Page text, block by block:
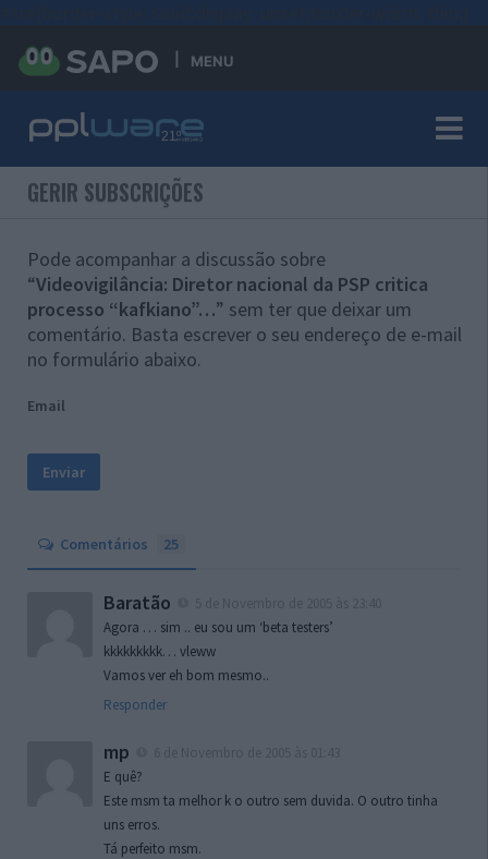
MENU
GERIR SUBSCRIÇÕES
Pode acompanhar a discussão sobre
“Videovigilância: Diretor nacional da PSP critica
processo “kafkiano”…” sem ter que deixar um
comentário. Basta escrever o seu endereço de e-mail
no formulário abaixo.
Email
Comentários 25
Baratão
Agora … sim .. eu sou um ‘beta testers’
kkkkkkkkk… vleww
Vamos ver eh bom mesmo..
Responder
mp
E quê?
Este msm ta melhor k o outro sem duvida. O outro tinha
uns erros.
Tá perfeito msm.